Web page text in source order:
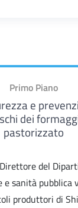
Primo Piano
e
dei
pastorizzato
del
sanità pubblica
produttori di